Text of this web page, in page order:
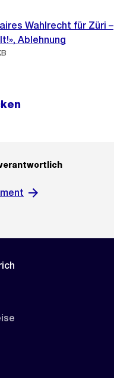
Wahlrecht für Züri –
Ablehnung